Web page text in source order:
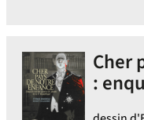
Cher
: